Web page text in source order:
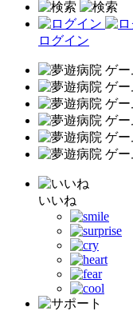
ログイン
いいね